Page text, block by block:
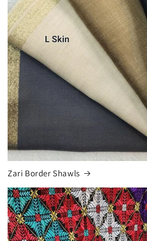
Zari Border Shawls